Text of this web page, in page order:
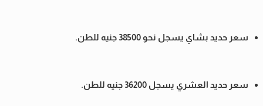
سعر حديد بشاي يسجل نحو 38500 جنيه للطن.
سعر حديد العشري يسجل 36200 جنيه للطن.